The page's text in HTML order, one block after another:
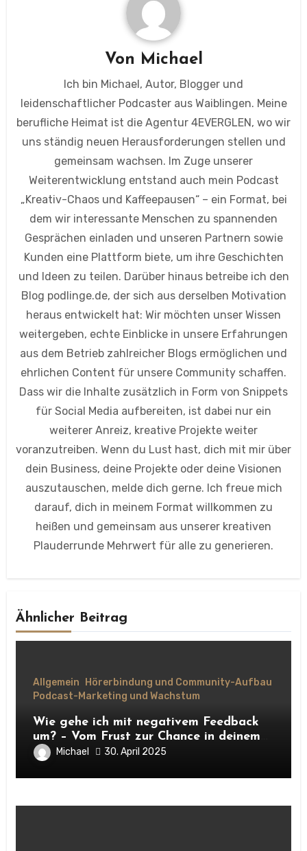
Von Michael
Ich bin Michael, Autor, Blogger und
leidenschaftlicher Podcaster aus Waiblingen. Meine
berufliche Heimat ist die Agentur 4EVERGLEN, wo wir
uns ständig neuen Herausforderungen stellen und
gemeinsam wachsen. Im Zuge unserer
Weiterentwicklung entstand auch mein Podcast
„Kreativ-Chaos und Kaffeepausen“ – ein Format, bei
dem wir interessante Menschen zu spannenden
Gesprächen einladen und unseren Partnern sowie
Kunden eine Plattform biete, um ihre Geschichten
und Ideen zu teilen. Darüber hinaus betreibe ich den
Blog podlinge.de, der sich aus derselben Motivation
heraus entwickelt hat: Wir möchten unser Wissen
weitergeben, echte Einblicke in unsere Erfahrungen
aus dem Betrieb zahlreicher Blogs ermöglichen und
ehrlichen Content für unsere Community schaffen.
Dass wir die Inhalte zusätzlich in Form von Snippets
für Social Media aufbereiten, ist dabei nur ein
weiterer Anreiz, kreative Projekte weiter
voranzutreiben. Wenn du Lust hast, dich mit mir über
dein Business, deine Projekte oder deine Visionen
auszutauschen, melde dich gerne. Ich freue mich
darauf, dich in meinem Format willkommen zu
heißen und gemeinsam aus unserer kreativen
Plauderrunde Mehrwert für alle zu generieren.
Ähnlicher Beitrag
Allgemein
Hörerbindung und Community-Aufbau
Podcast-Marketing und Wachstum
Wie gehe ich mit negativem Feedback
um? – Vom Frust zur Chance in deinem
Podcast-Projekt
Michael 30. April 2025